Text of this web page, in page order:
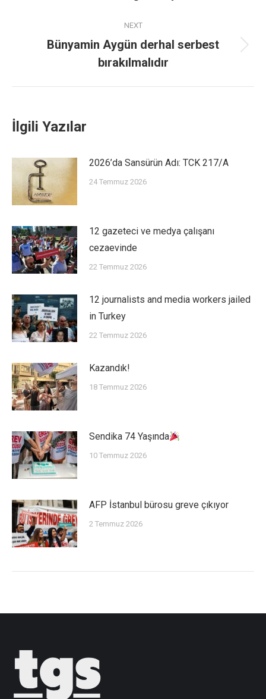
NEXT
Bünyamin Aygün derhal serbest
bırakılmalıdır
İlgili Yazılar
2026’da Sansürün Adı: TCK 217/A
24 Temmuz 2026
12 gazeteci ve medya çalışanı
cezaevinde
22 Temmuz 2026
12 journalists and media workers jailed
in Turkey
22 Temmuz 2026
Kazandık!
18 Temmuz 2026
Sendika 74 Yaşında
10 Temmuz 2026
AFP İstanbul bürosu greve çıkıyor
2 Temmuz 2026